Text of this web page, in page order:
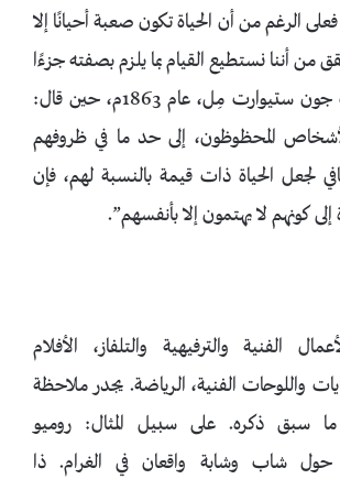
فعلى الرغم من أن الحياة تكون صعبة أحيانًا إلا
من أننا نستطيع القيام بما يلزم بصفته جزءًا
من حياتنا. أصاب جون ستيوارت مِل، عام 1863م، حين قال:
المحظوظون، إلى حد ما في ظروفهم
لجعل الحياة ذات قيمة بالنسبة لهم، فإن
إلى كونهم لا يهتمون إلا بأنفسهم”.
الفنية والترفيهية والتلفاز، الأفلام
واللوحات الفنية، الرياضة. يجدر ملاحظة
سبق ذكره. على سبيل المثال: روميو
شاب وشابة واقعان في الغرام. ذا